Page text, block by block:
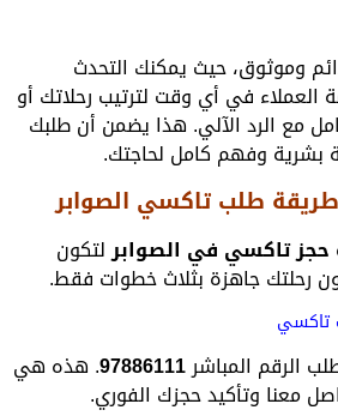
حيث يمكنك التحدث
في أي وقت لترتيب رحلاتك أو
الرد الآلي. هذا يضمن أن طلبك
وفهم كامل لحاجتك.
طلب تاكسي الصوابر
تاكسي في الصوابرلتكون
جاهزة بثلاث خطوات فقط.
المباشر97886111. هذه هي
وتأكيد حجزك الفوري.